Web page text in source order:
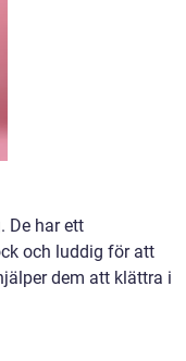
De har ett
och luddig för att
dem att klättra i